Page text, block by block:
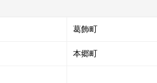
葛飾町
本郷町